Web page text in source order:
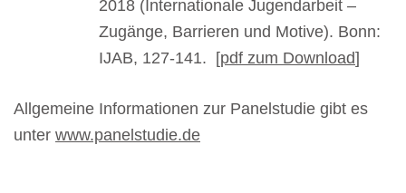
2018 (Internationale Jugendarbeit –
Zugänge, Barrieren und Motive). Bonn:
IJAB, 127-141. [pdf zum Download]
Allgemeine Informationen zur Panelstudie gibt es
unter www.panelstudie.de